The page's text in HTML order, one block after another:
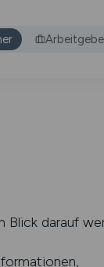
Blick darauf